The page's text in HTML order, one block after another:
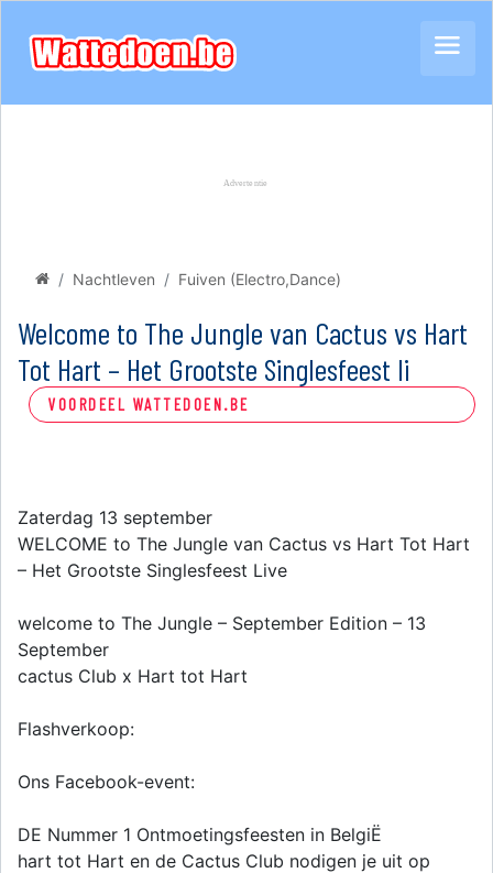
Nachtleven Fuiven (Electro,Dance)
Welcome to The Jungle van Cactus vs Hart
Tot Hart – Het Grootste Singlesfeest li
VOORDEEL WATTEDOEN.BE
Zaterdag 13 september
WELCOME to The Jungle van Cactus vs Hart Tot Hart
– Het Grootste Singlesfeest Live
welcome to The Jungle – September Edition – 13
September
cactus Club x Hart tot Hart
Flashverkoop:
Ons Facebook-event:
DE Nummer 1 Ontmoetingsfeesten in BelgiË
hart tot Hart en de Cactus Club nodigen je uit op